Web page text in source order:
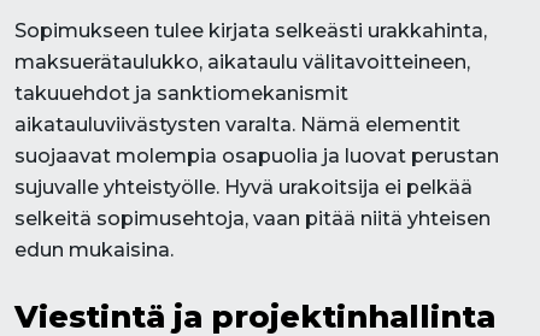
Sopimukseen tulee kirjata selkeästi urakkahinta,
maksuerätaulukko, aikataulu välitavoitteineen,
takuuehdot ja sanktiomekanismit
aikatauluviivästysten varalta. Nämä elementit
suojaavat molempia osapuolia ja luovat perustan
sujuvalle yhteistyölle. Hyvä urakoitsija ei pelkää
selkeitä sopimusehtoja, vaan pitää niitä yhteisen
edun mukaisina.
Viestintä ja projektinhallinta